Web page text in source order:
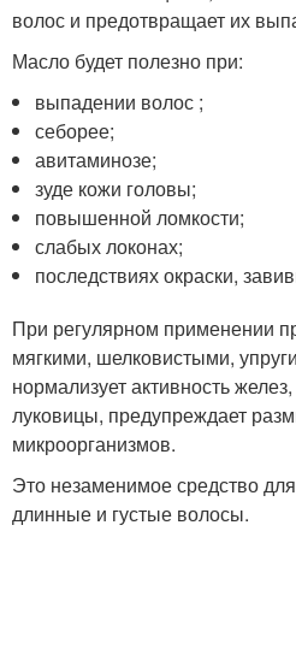
волос и предотвращает их
Масло будет полезно при:
выпадении волос ;
себорее;
авитаминозе;
зуде кожи головы;
повышенной ломкости;
слабых локонах;
последствиях окраски,
При регулярном применении
мягкими, шелковистыми,
нормализует активность
луковицы, предупреждает
микроорганизмов.
Это незаменимое средство для
длинные и густые волосы.